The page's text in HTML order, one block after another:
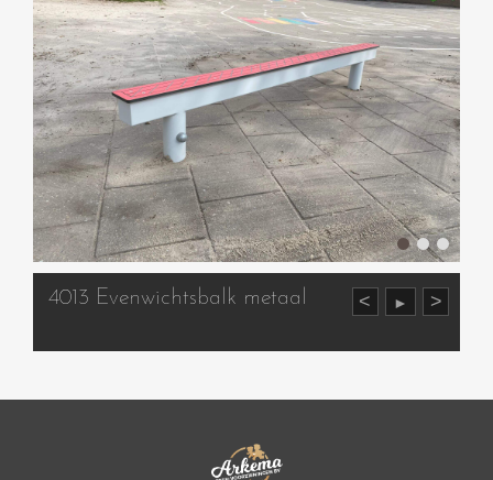
< ► >
4013 Evenwichtsbalk metaal